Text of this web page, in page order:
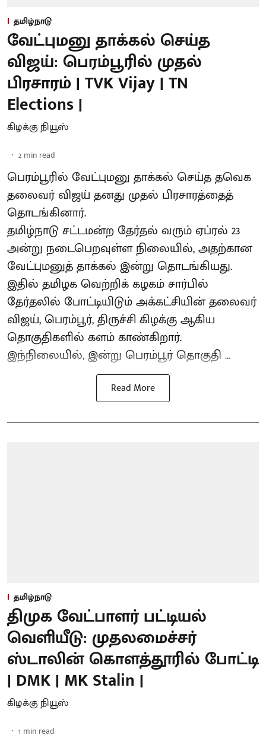
தமிழ்நாடு
வேட்புமனு தாக்கல் செய்த
விஜய்: பெரம்பூரில் முதல்
பிரசாரம் | TVK Vijay | TN
Elections |
கிழக்கு நியூஸ்
2 min read
பெரம்பூரில் வேட்புமனு தாக்கல் செய்த தவெக
தலைவர் விஜய் தனது முதல் பிரசாரத்தைத்
தொடங்கினார்.
தமிழ்நாடு சட்டமன்ற தேர்தல் வரும் ஏப்ரல் 23
அன்று நடைபெறவுள்ள நிலையில், அதற்கான
வேட்புமனுத் தாக்கல் இன்று தொடங்கியது.
இதில் தமிழக வெற்றிக் கழகம் சார்பில்
தேர்தலில் போட்டியிடும் அக்கட்சியின் தலைவர்
விஜய், பெரம்பூர், திருச்சி கிழக்கு ஆகிய
தொகுதிகளில் களம் காண்கிறார்.
இந்நிலையில், இன்று பெரம்பூர் தொகுதி ...
Read More
தமிழ்நாடு
திமுக வேட்பாளர் பட்டியல்
வெளியீடு: முதலமைச்சர்
ஸ்டாலின் கொளத்தூரில் போட்டி
| DMK | MK Stalin |
கிழக்கு நியூஸ்
1 min read